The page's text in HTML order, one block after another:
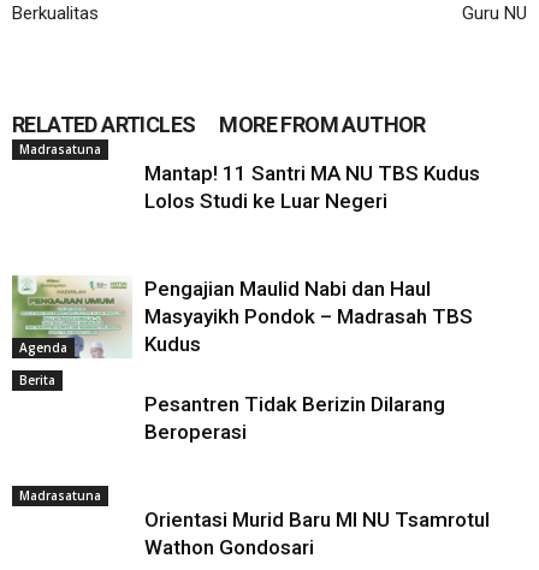
Berkualitas
Guru NU
RELATED ARTICLES MORE FROM AUTHOR
Madrasatuna
Mantap! 11 Santri MA NU TBS Kudus
Lolos Studi ke Luar Negeri
Agenda
Pengajian Maulid Nabi dan Haul
Masyayikh Pondok – Madrasah TBS
Kudus
Berita
Pesantren Tidak Berizin Dilarang
Beroperasi
Madrasatuna
Orientasi Murid Baru MI NU Tsamrotul
Wathon Gondosari